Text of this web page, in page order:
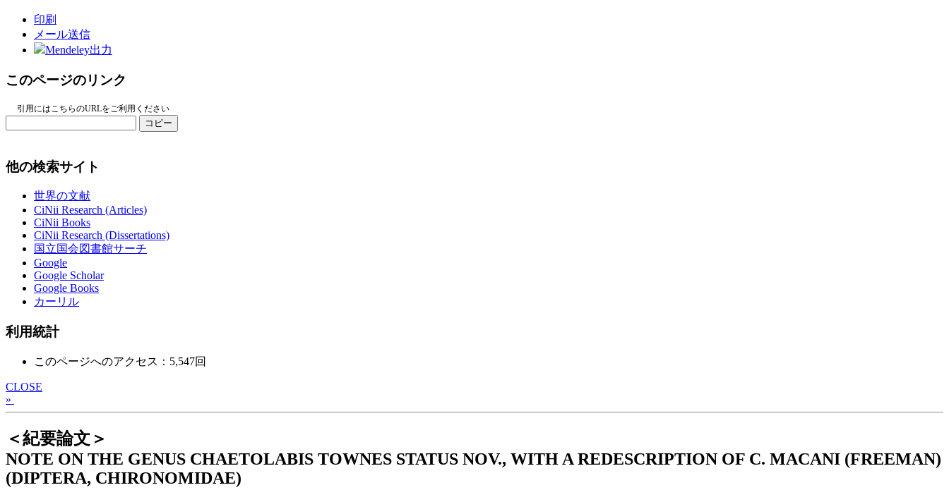
印刷
メール送信
Mendeley出力
このページのリンク
引用にはこちらのURLをご利用ください
コピー
他の検索サイト
世界の文献
CiNii Research (Articles)
CiNii Books
CiNii Research (Dissertations)
国立国会図書館サーチ
Google
Google Scholar
Google Books
カーリル
利用統計
このページへのアクセス：5,547回
CLOSE
»
＜紀要論文＞
NOTE ON THE GENUS CHAETOLABIS TOWNES STATUS NOV., WITH A REDESCRIPTION OF C. MACANI (FREEMAN)
(DIPTERA, CHIRONOMIDAE)